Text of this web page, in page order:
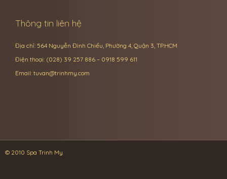
Thông tin liên hệ
Địa chỉ: 564 Nguyễn Đình Chiểu, Phường 4, Quận 3, TP.HCM
Điện thoại: (028) 39 257 886 – 0918 599 611
Email: tuvan@trinhmy.com
© 2010 Spa Trinh My